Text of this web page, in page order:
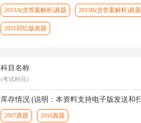
2013A(含答案解析)真题 2013B(含答案解析)真题
2021回忆版真题
科目名称
(考试科目)
库存情况 (说明：本资料支持电子版发送和
2007真题 2016真题